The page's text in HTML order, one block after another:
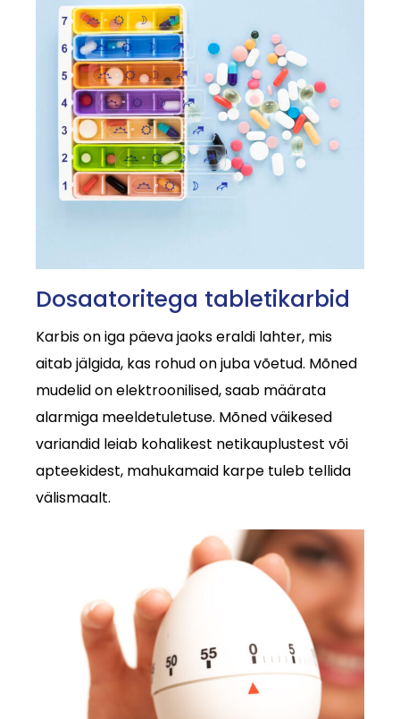
Dosaatoritega tabletikarbid
Karbis on iga päeva jaoks eraldi lahter, mis
aitab jälgida, kas rohud on juba võetud. Mõned
mudelid on elektroonilised, saab määrata
alarmiga meeldetuletuse. Mõned väikesed
variandid leiab kohalikest netikauplustest või
apteekidest, mahukamaid karpe tuleb tellida
välismaalt.